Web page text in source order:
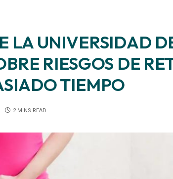
LA UNIVERSIDAD
RIESGOS DE
TIEMPO
2 MINS READ